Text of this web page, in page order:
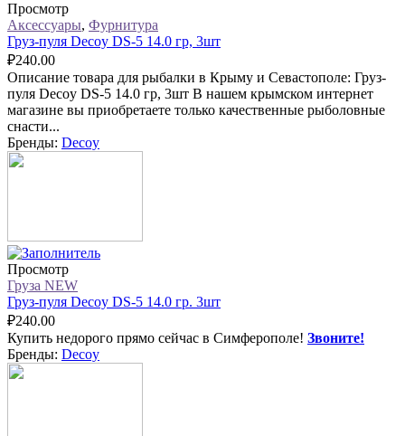
Просмотр
Аксессуары, Фурнитура
Груз-пуля Decoy DS-5 14.0 гр, 3шт
₽240.00
Описание товара для рыбалки в Крыму и Севастополе: Груз-
пуля Decoy DS-5 14.0 гр, 3шт В нашем крымском интернет
магазине вы приобретаете только качественные рыболовные
снасти...
Бренды: Decoy
Просмотр
Груза NEW
Груз-пуля Decoy DS-5 14.0 гр. 3шт
₽240.00
Купить недорого прямо сейчас в Симферополе! Звоните!
Бренды: Decoy